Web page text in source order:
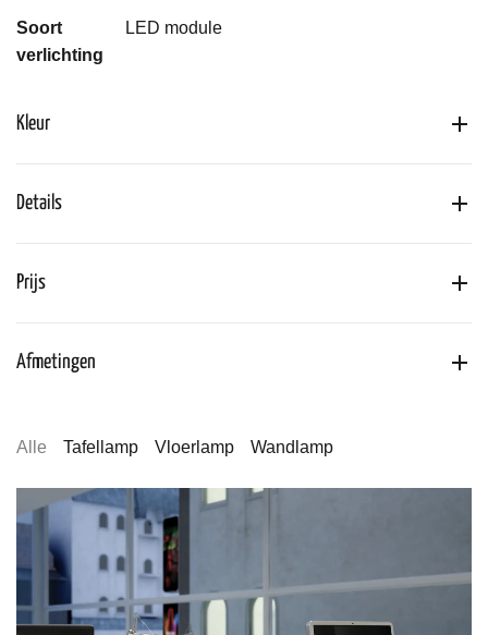
Soort
verlichting
LED module
Kleur
Details
Prijs
Afmetingen
Alle Tafellamp Vloerlamp Wandlamp